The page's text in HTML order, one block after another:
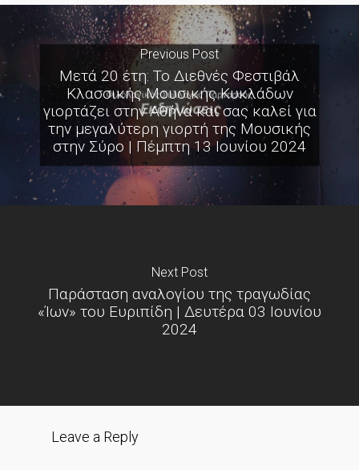
Previous Post
Μετά 20 έτη: Το Διεθνές Φεστιβάλ
Κλασσικής Μουσικής Κυκλάδων
γιορτάζει στην Αθήνα και σας καλεί για
την μεγαλύτερη γιορτή της Μουσικής
στην Σύρο | Πέμπτη 13 Ιουνίου 2024
Next Post
Παράσταση αναλογίου της τραγωδίας
«Ίων» του Ευριπίδη | Δευτέρα 03 Ιουνίου
2024
Leave a Reply